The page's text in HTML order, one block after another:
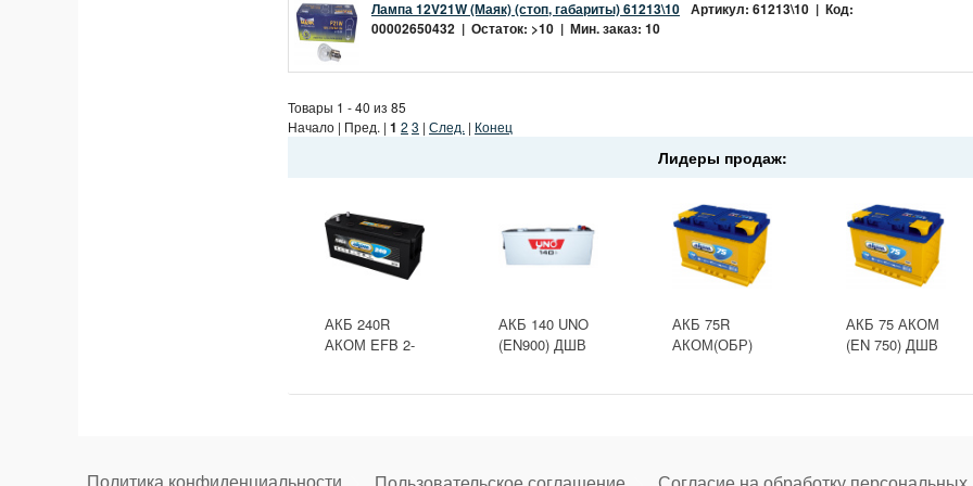
Лампа 12V21W (Маяк) (стоп, габариты) 61213\10 Артикул: 61213\10 | Код:
00002650432 | Остаток: >10 | Мин. заказ: 10
Товары 1 - 40 из 85
Начало | Пред. | 1 2 3 | След. | Конец
Лидеры продаж:
АКБ 240R
АКОМ EFB 2-
АКБ 140 UNO
(EN900) ДШВ
АКБ 75R
АКОМ(ОБР)
АКБ 75 АКОМ
(EN 750) ДШВ